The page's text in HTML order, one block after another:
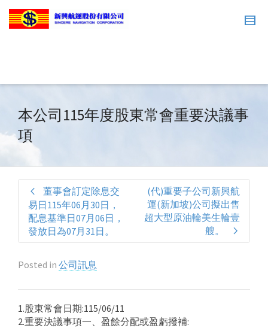
本公司115年度股東常會重要決議事
項
董事會訂定除息交
易日115年06月30日，
配息基準日07月06日，
發放日為07月31日。
(代)重要子公司新興航
運(新加坡)公司擬出售
超大型原油輪美生輪壹
艘。
Posted in 公司訊息
1.股東常會日期:115/06/11
2.重要決議事項一、盈餘分配或盈虧撥補: